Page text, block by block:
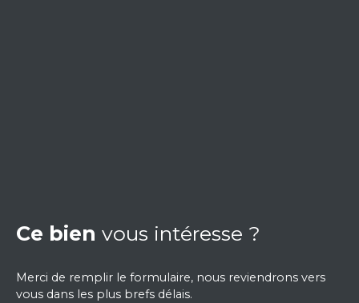
Ce bien vous intéresse ?
Merci de remplir le formulaire, nous reviendrons vers
vous dans les plus brefs délais.